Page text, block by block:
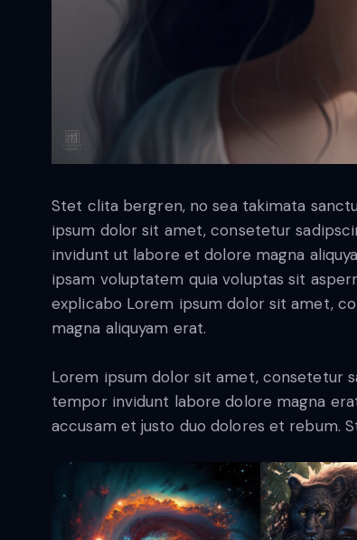
Stet clita bergren, no sea takimata
ipsum dolor sit amet, consetetur
invidunt ut labore et dolore magna
ipsam voluptatem quia voluptas sit
explicabo Lorem ipsum dolor sit amet,
magna aliquyam erat.
Lorem ipsum dolor sit amet, consetetur
tempor invidunt labore dolore magna
accusam et justo duo dolores et rebum.